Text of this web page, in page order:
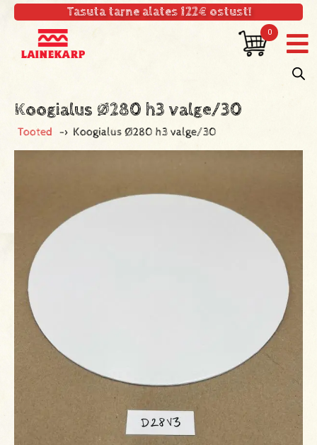
Tasuta tarne alates 122€ ostust!
0
Koogialus Ø280 h3 valge/30
Tooted -> Koogialus Ø280 h3 valge/30